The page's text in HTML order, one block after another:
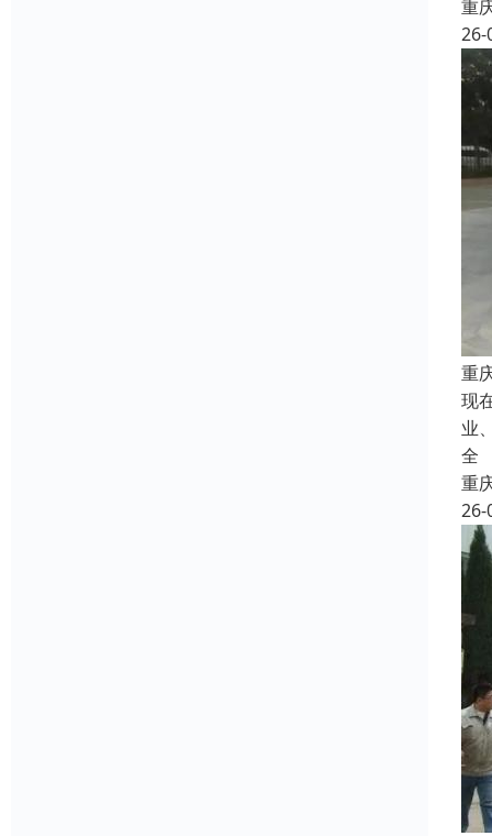
重
26-
重
现
业
全
重
26-